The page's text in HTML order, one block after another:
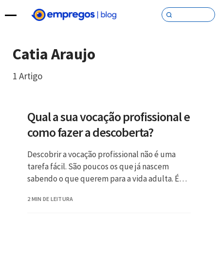
Pular para o conteúdo
Catia Araujo
1 Artigo
Qual a sua vocação profissional e
como fazer a descoberta?
Descobrir a vocação profissional não é uma
tarefa fácil. São poucos os que já nascem
sabendo o que querem para a vida adulta. É
2 MIN DE LEITURA